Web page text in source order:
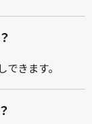
きます。